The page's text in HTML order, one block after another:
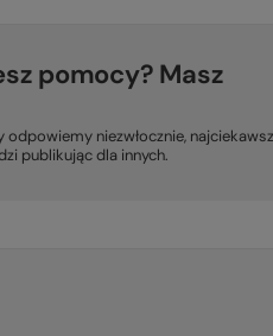
pomocy? Masz
odpowiemy niezwłocznie,
publikując dla innych.